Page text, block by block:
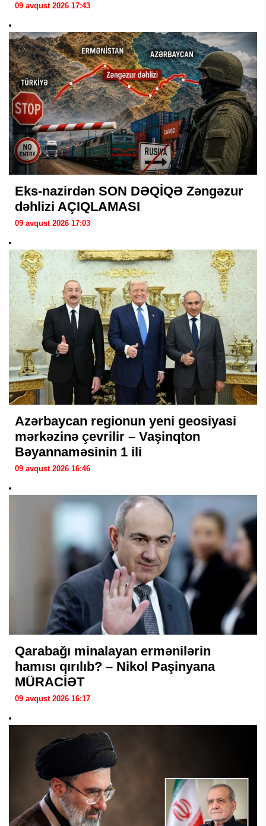
09 avqust 2026 17:43
Eks-nazirdən SON DƏQİQƏ Zəngəzur
dəhlizi AÇIQLAMASI
09 avqust 2026 17:03
Azərbaycan regionun yeni geosiyasi
mərkəzinə çevrilir – Vaşinqton
Bəyannaməsinin 1 ili
09 avqust 2026 16:46
Qarabağı minalayan ermənilərin
hamısı qırılıb? – Nikol Paşinyana
MÜRACİƏT
09 avqust 2026 16:17